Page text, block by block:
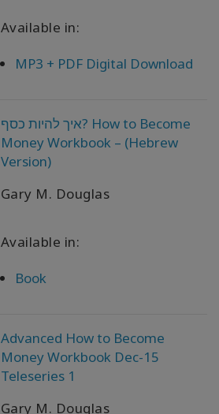
Available in:
MP3 + PDF Digital Download
איך להיות כסף? How to Become
Money Workbook – (Hebrew
Version)
Gary M. Douglas
Available in:
Book
Advanced How to Become
Money Workbook Dec-15
Teleseries 1
Gary M. Douglas